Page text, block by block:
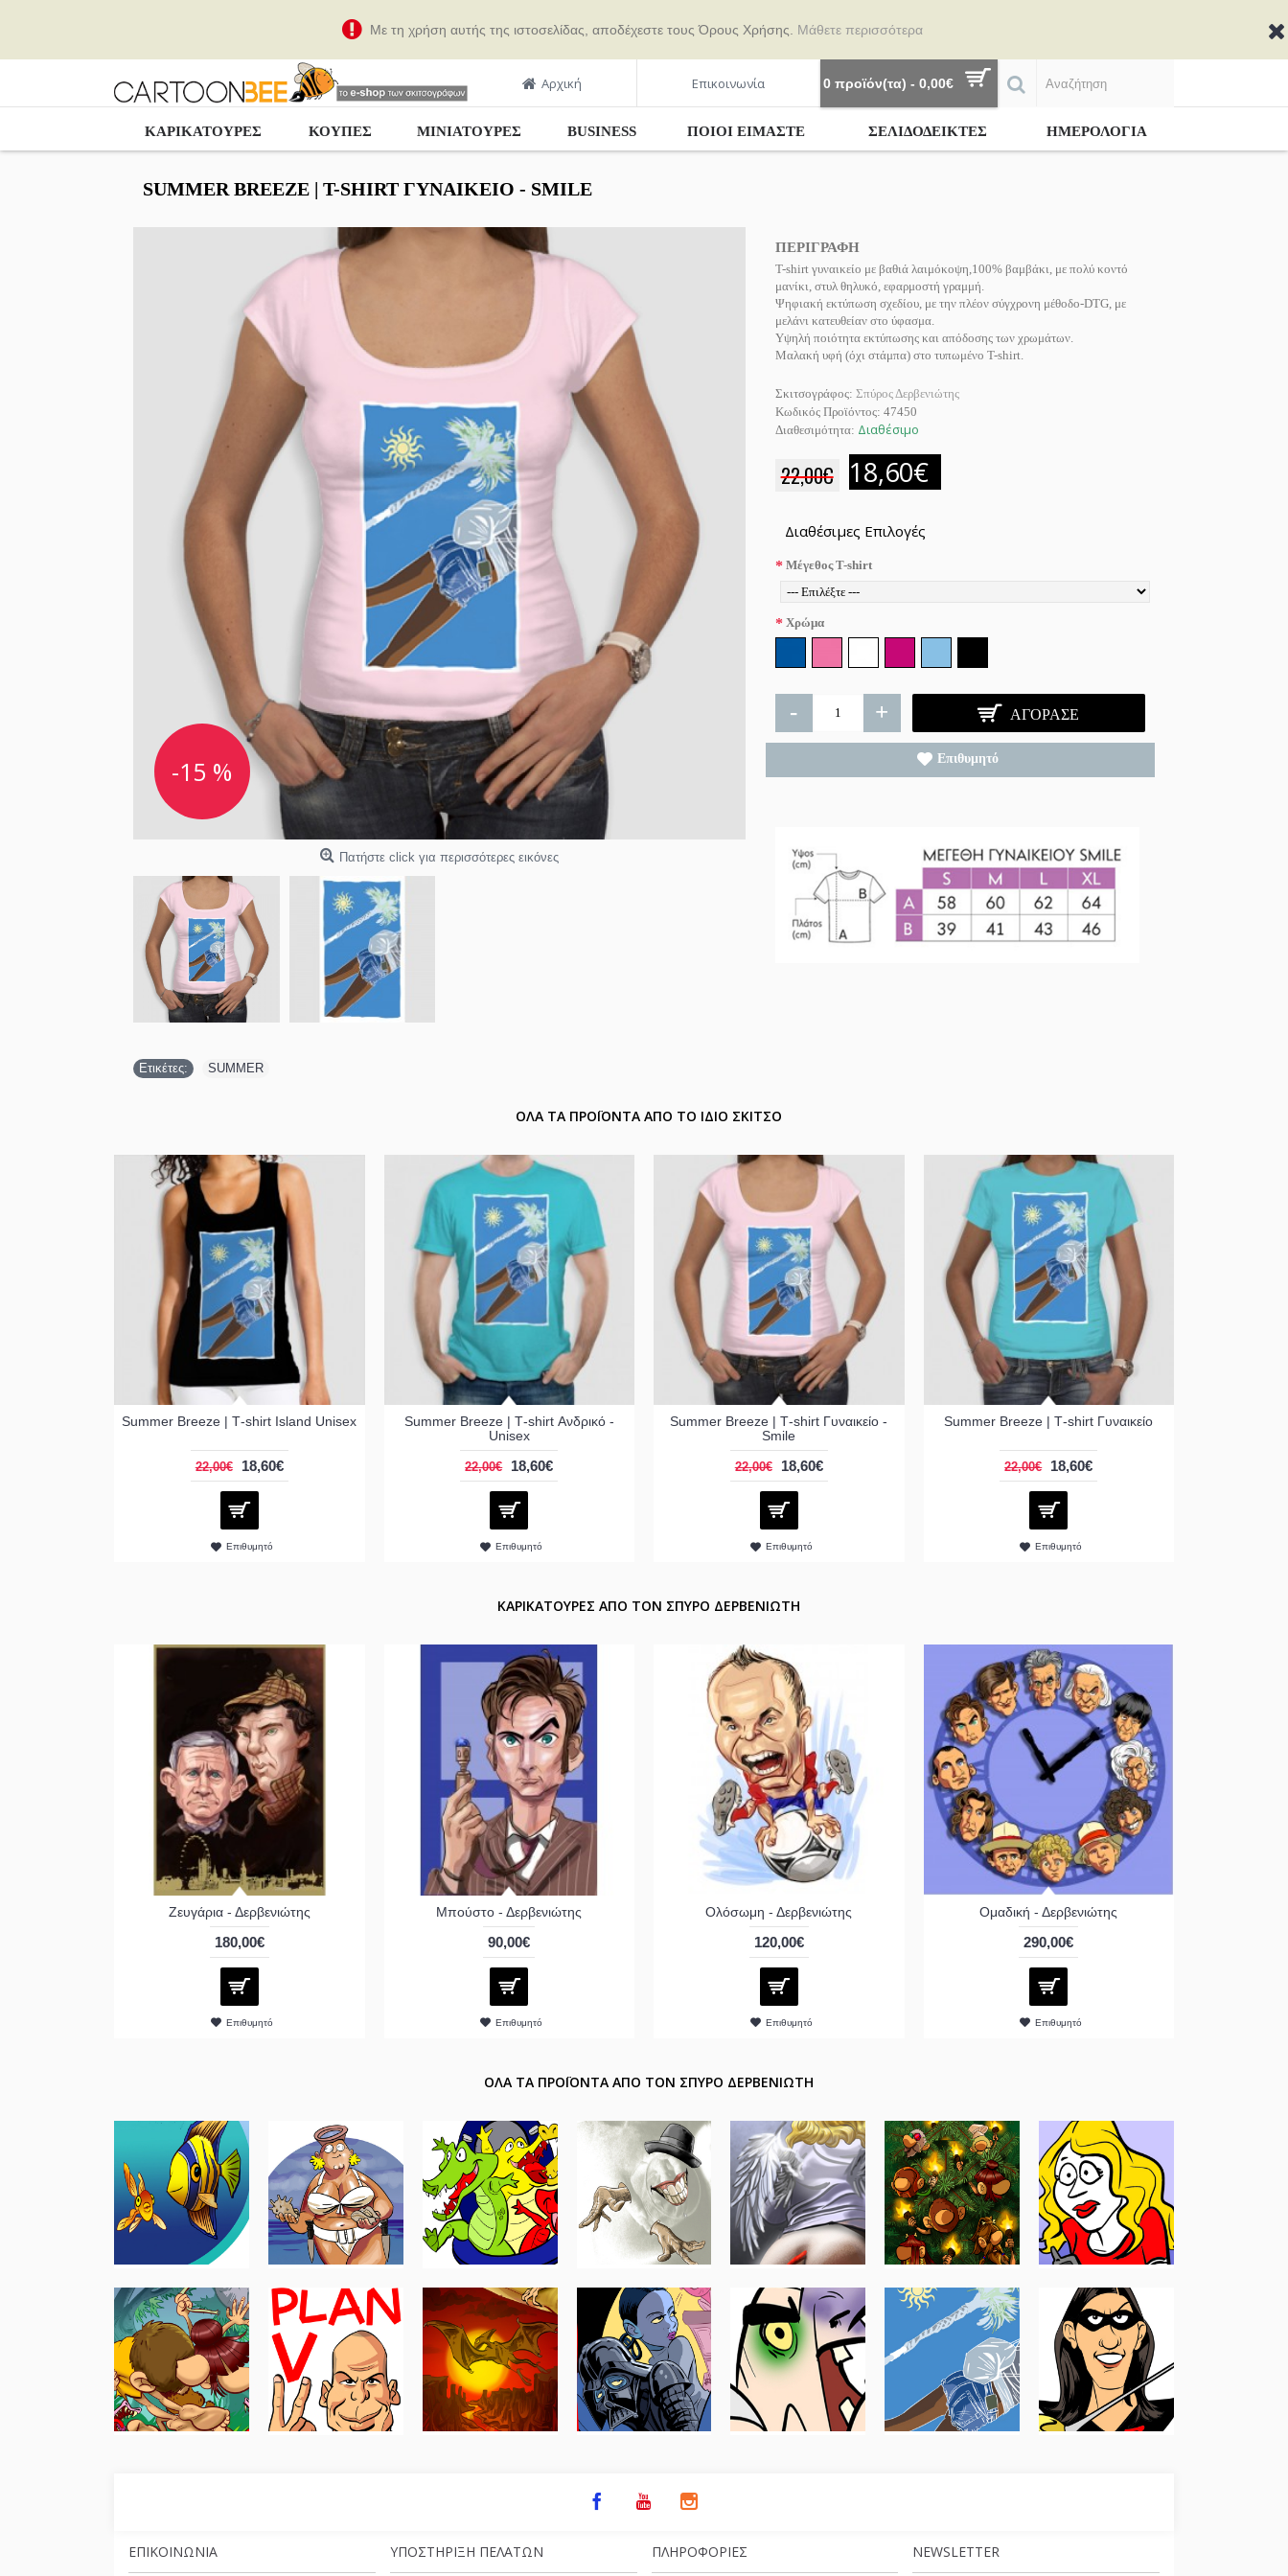
Με τη χρήση αυτής της ιστοσελίδας, αποδέχεστε τους Όρους Χρήσης. Μάθετε περισσότερα
Αρχική Επικοινωνία 0 προϊόν(τα) - 0,00€
ΚΑΡΙΚΑΤΟΎΡΕΣ ΚΟΥΠΕΣ ΜΙΝΙΑΤΟΥΡΕΣ BUSINESS ΠΟΙΟΙ ΕΊΜΑΣΤΕ ΣΕΛΙΔΟΔΕΙΚΤΕΣ ΗΜΕΡΟΛΟΓΙΑ
SUMMER BREEZE | Τ-SHIRT ΓΥΝΑΙΚΕΊΟ - SMILE
-15 %
Πατήστε click για περισσότερες εικόνες
ΠΕΡΙΓΡΑΦΗ
T-shirt γυναικείο με βαθιά λαιμόκοψη,100% βαμβάκι, με πολύ κοντό
μανίκι, στυλ θηλυκό, εφαρμοστή γραμμή.
Ψηφιακή εκτύπωση σχεδίου, με την πλέον σύγχρονη μέθοδο-DTG, με
μελάνι κατευθείαν στο ύφασμα.
Υψηλή ποιότητα εκτύπωσης και απόδοσης των χρωμάτων.
Μαλακή υφή (όχι στάμπα) στο τυπωμένο T-shirt.
Σκιτσογράφος: Σπύρος Δερβενιώτης
Κωδικός Προϊόντος: 47450
Διαθεσιμότητα: Διαθέσιμο
22,00€ 18,60€
Διαθέσιμες Επιλογές
Μέγεθος T-shirt
Χρώμα
- + ΑΓΌΡΑΣΕ
Επιθυμητό
Ετικέτες: SUMMER
ΟΛΑ ΤΑ ΠΡΟΪΟΝΤΑ ΑΠΟ ΤΟ ΙΔΙΟ ΣΚΙΤΣΟ
Summer Breeze | Τ-shirt Island Unisex
22,00€ 18,60€
Επιθυμητό
Summer Breeze | Τ-shirt Ανδρικό -
Unisex
22,00€ 18,60€
Επιθυμητό
Summer Breeze | Τ-shirt Γυναικείο -
Smile
22,00€ 18,60€
Επιθυμητό
Summer Breeze | Τ-shirt Γυναικείο
22,00€ 18,60€
Επιθυμητό
ΚΑΡΙΚΑΤΟΥΡΕΣ ΑΠΟ ΤΟΝ ΣΠΥΡΟ ΔΕΡΒΕΝΙΩΤΗ
Ζευγάρια - Δερβενιώτης
180,00€
Επιθυμητό
Μπούστο - Δερβενιώτης
90,00€
Επιθυμητό
Ολόσωμη - Δερβενιώτης
120,00€
Επιθυμητό
Ομαδική - Δερβενιώτης
290,00€
Επιθυμητό
ΟΛΑ ΤΑ ΠΡΟΪΟΝΤΑ ΑΠΟ ΤΟΝ ΣΠΥΡΟ ΔΕΡΒΕΝΙΩΤΗ
ΕΠΙΚΟΙΝΩΝΊΑ ΥΠΟΣΤΉΡΙΞΗ ΠΕΛΑΤΏΝ ΠΛΗΡΟΦΟΡΊΕΣ NEWSLETTER